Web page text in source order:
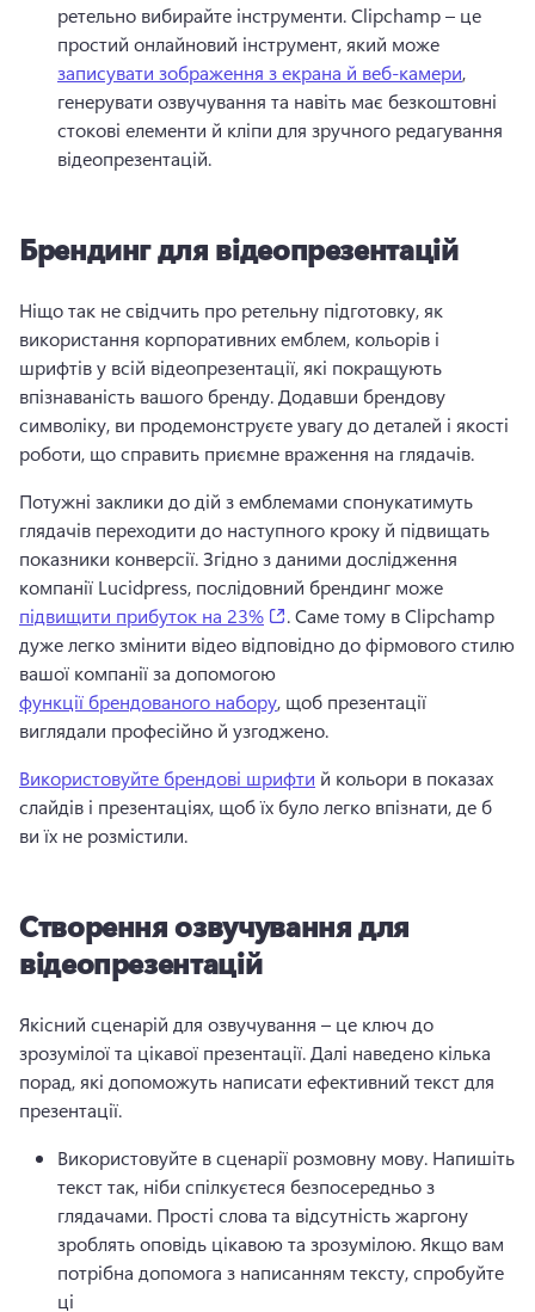
ретельно вибирайте інструменти. Clipchamp – це
простий онлайновий інструмент, який може
записувати зображення з екрана й веб-камери,
генерувати озвучування та навіть має безкоштовні
стокові елементи й кліпи для зручного редагування
відеопрезентацій.
Брендинг для відеопрезентацій
Ніщо так не свідчить про ретельну підготовку, як
використання корпоративних емблем, кольорів і
шрифтів у всій відеопрезентації, які покращують
впізнаваність вашого бренду. Додавши брендову
символіку, ви продемонструєте увагу до деталей і якості
роботи, що справить приємне враження на глядачів.
Потужні заклики до дій з емблемами спонукатимуть
глядачів переходити до наступного кроку й підвищать
показники конверсії. Згідно з даними дослідження
компанії Lucidpress, послідовний брендинг може
підвищити прибуток на 23%
(opens in a new tab)
. Саме тому в Clipchamp
дуже легко змінити відео відповідно до фірмового стилю
вашої компанії за допомогою
функції брендованого набору, щоб презентації
виглядали професійно й узгоджено.
Використовуйте брендові шрифти й кольори в показах
слайдів і презентаціях, щоб їх було легко впізнати, де б
ви їх не розмістили.
Створення озвучування для
відеопрезентацій
Якісний сценарій для озвучування – це ключ до
зрозумілої та цікавої презентації. Далі наведено кілька
порад, які допоможуть написати ефективний текст для
презентації.
Використовуйте в сценарії розмовну мову. Напишіть
текст так, ніби спілкуєтеся безпосередньо з
глядачами. Прості слова та відсутність жаргону
зроблять оповідь цікавою та зрозумілою. Якщо вам
потрібна допомога з написанням тексту, спробуйте
ці